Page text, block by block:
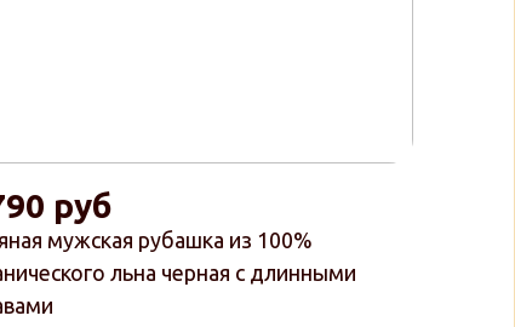
мужская рубашка из 100%
льна черная с длинными
руб